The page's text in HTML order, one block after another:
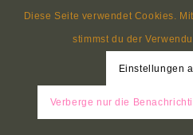
Finanziert wird die
die Hutspenden
Minigage für die
Umsatz an der
Diese Seite verwendet Cookies.
stimmst du der
Einstellungen
Verberge nur die